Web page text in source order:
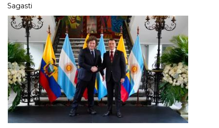
Sagasti